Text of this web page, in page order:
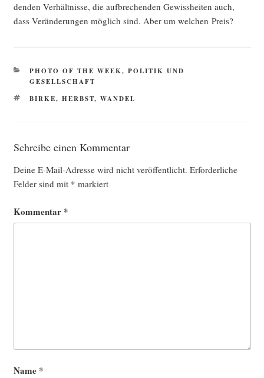
den­den Ver­hält­nis­se, die auf­bre­chen­den Gewiss­hei­ten auch,
dass Ver­än­de­run­gen mög­lich sind. Aber um wel­chen Preis?
KATEGORIEN
PHOTO OF THE WEEK, POLITIK UND
GESELLSCHAFT
SCHLAGWÖRTER
BIRKE, HERBST, WANDEL
Schreibe einen Kommentar
Deine E-Mail-Adresse wird nicht veröffentlicht. Erforderliche
Felder sind mit * markiert
Kommentar *
Name *